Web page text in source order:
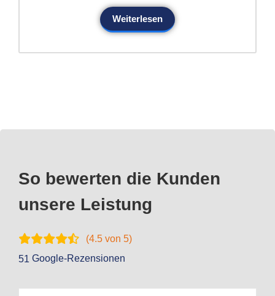
Weiterlesen
So bewerten die Kunden
unsere Leistung
(4.5 von 5)
51 Google-Rezensionen